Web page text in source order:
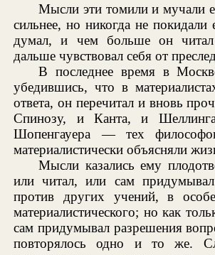
Мысли эти томили и мучали
сильнее, но никогда не
думал, и чем больше он
дальше чувствовал себя от
В последнее время в
убедившись, что в
ответа, он перечитал и вновь
Спинозу, и Канта, и
Шопенгауера — тех
материалистически объясняли
Мысли казались ему
или читал, или сам
против других учений, в
материалистического; но как
сам придумывал разрешения
повторялось одно и то же.